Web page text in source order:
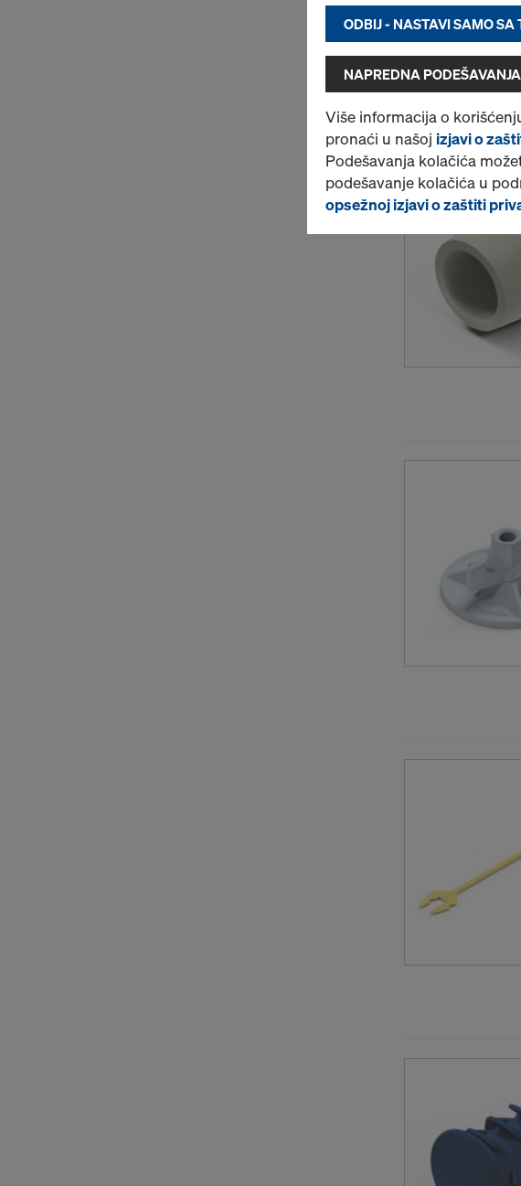
ODBIJ - NASTAVI SAMO
NAPREDNA
Više informacija o
pronaći u našoj izjavi o
Podešavanja kolačića
podešavanje kolačića u
opsežnoj izjavi o zaštiti